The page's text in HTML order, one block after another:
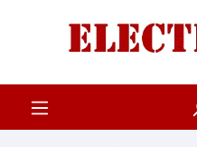
Zum Hauptinhalt springen